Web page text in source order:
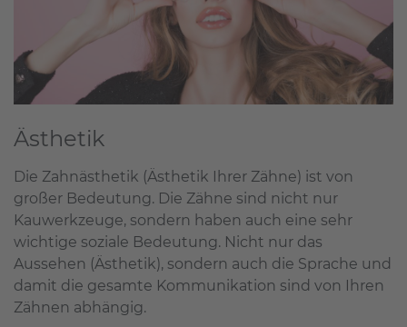
Ästhetik
Die Zahnästhetik (Ästhetik Ihrer Zähne) ist von
großer Bedeutung. Die Zähne sind nicht nur
Kauwerkzeuge, sondern haben auch eine sehr
wichtige soziale Bedeutung. Nicht nur das
Aussehen (Ästhetik), sondern auch die Sprache und
damit die gesamte Kommunikation sind von Ihren
Zähnen abhängig.